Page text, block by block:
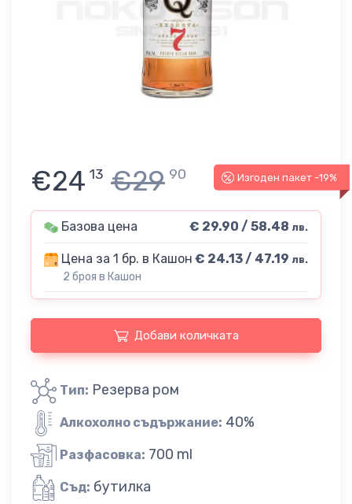
Изгоден пакет -19%
€24 13 €29 90
Базова цена € 29.90 / 58.48 лв.
Цена за 1 бр. в Кашон
2 броя в Кашон
€ 24.13 / 47.19 лв.
Добави количката
Тип: Резерва ром
Алкохолно съдържание: 40%
Разфасовка: 700 ml
Съд: бутилка